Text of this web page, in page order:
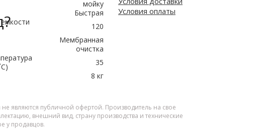
Условия оплаты
мойку
Быстрая
120
Мембранная
очистка
35
8 кг
являются публичной офертой. Производитель на свое
внешний вид, страну производства и технические
у продавцов.